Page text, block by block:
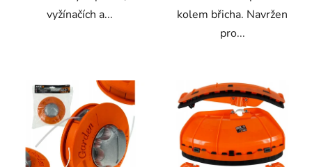
vyžínačích a...
kolem břicha. Navržen
pro...